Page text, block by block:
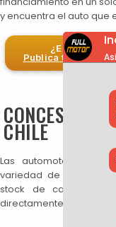
y encuentra el auto que
¿Eres
Publica tus autos
CHILE
Las automotoras
variedad de autos
stock de cada
directamente para más